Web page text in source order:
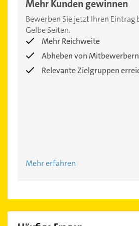
Mehr Kunden gewinnen
Bewerben Sie jetzt Ihren Eintrag
Gelbe Seiten.
Mehr Reichweite
Abheben von Mitbewerbern
Relevante Zielgruppen
Mehr erfahren